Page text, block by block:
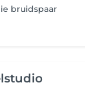
bruidspaar